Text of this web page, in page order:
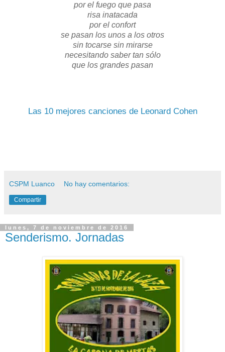
por el fuego que pasa
risa inatacada
por el confort
se pasan los unos a los otros
sin tocarse sin mirarse
necesitando saber tan sólo
que los grandes pasan
Las 10 mejores canciones de Leonard Cohen
CSPM Luanco No hay comentarios:
Compartir
lunes, 7 de noviembre de 2016
Senderismo. Jornadas